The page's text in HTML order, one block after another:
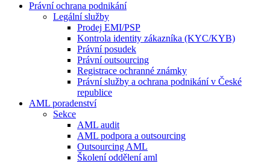
Právní ochrana podnikání
Legální služby
Prodej EMI/PSP
Kontrola identity zákazníka (KYC/KYB)
Právní posudek
Právní outsourcing
Registrace ochranné známky
Právní služby a ochrana podnikání v České
republice
AML poradenství
Sekce
AML audit
AML podpora a outsourcing
Outsourcing AML
Školení oddělení aml